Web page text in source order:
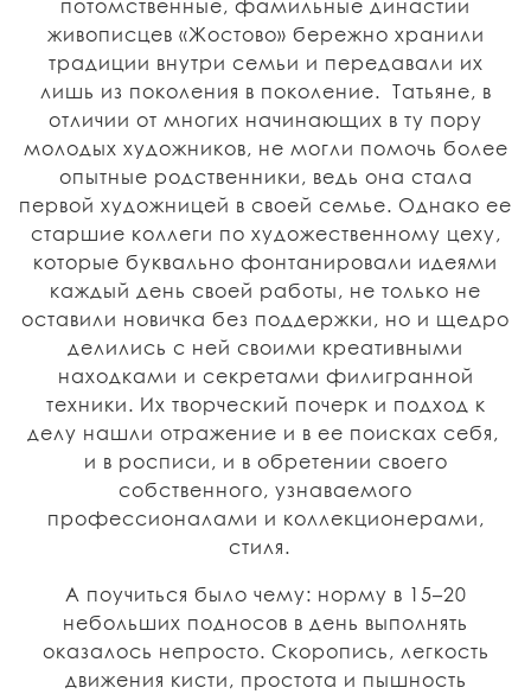
потомственные, фамильные династии
живописцев «Жостово» бережно хранили
традиции внутри семьи и передавали их
лишь из поколения в поколение. Татьяне, в
отличии от многих начинающих в ту пору
молодых художников, не могли помочь более
опытные родственники, ведь она стала
первой художницей в своей семье. Однако ее
старшие коллеги по художественному цеху,
которые буквально фонтанировали идеями
каждый день своей работы, не только не
оставили новичка без поддержки, но и щедро
делились с ней своими креативными
находками и секретами филигранной
техники. Их творческий почерк и подход к
делу нашли отражение и в ее поисках себя,
и в росписи, и в обретении своего
собственного, узнаваемого
профессионалами и коллекционерами,
стиля.
А поучиться было чему: норму в 15–20
небольших подносов в день выполнять
оказалось непросто. Скоропись, легкость
движения кисти, простота и пышность